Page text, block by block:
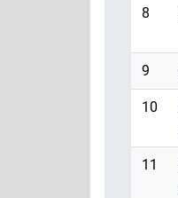
8
9
10
11